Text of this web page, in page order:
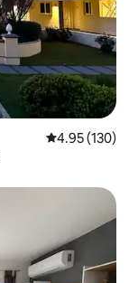
Meánrátáil
4.95 (130)